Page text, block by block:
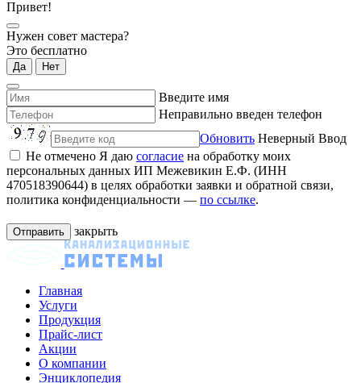
Привет!
Нужен совет мастера?
Это бесплатно
Да Нет
Введите имя
Неправильно введен телефон
Обновить Неверный Ввод
Не отмечено Я даю согласие на обработку моих
персональных данных ИП Межевикин Е.Ф. (ИНН
470518390644) в целях обработки заявки и обратной связи,
политика конфиденциальности — по ссылке.
закрыть
Главная
Услуги
Продукция
Прайс-лист
Акции
О компании
Энциклопедия